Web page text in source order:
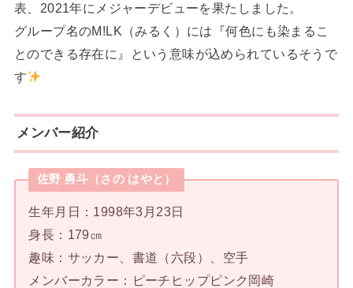
表、2021年にメジャーデビューを果たしました。
グループ名のM!LK（みるく）には『何色にも染まるこ
とのできる存在に』という意味が込められているそうで
す
メンバー紹介
佐野 勇斗（さの はやと）
生年月日：1998年3月23日
身長：179㎝
趣味：サッカー、書道（六段）、空手
メンバーカラー：ピーチヒップピンク岡崎